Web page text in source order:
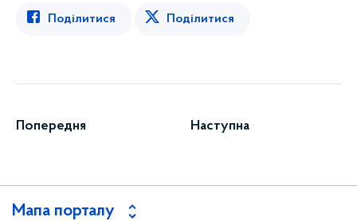
Поділитися Поділитися
Попередня Наступна
Мапа порталу